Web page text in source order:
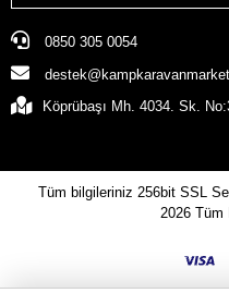
0850 305 0054
Köprübaşı Mh. 4034. Sk.
Tüm bilgileriniz 256bit SSL
2026 Tüm